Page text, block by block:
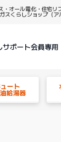
オール電化・住宅リ
くらしショップ（ア
サポート会員専用
ート
給湯器